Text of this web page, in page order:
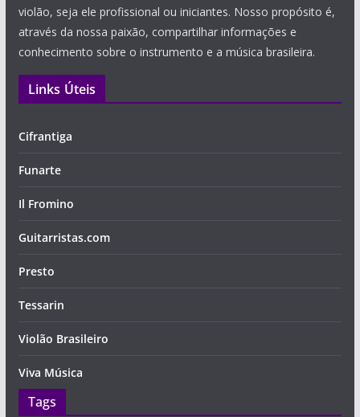
violão, seja ele profissional ou iniciantes. Nosso propósito é,
através da nossa paixão, compartilhar informações e
conhecimento sobre o instrumento e a música brasileira.
Links Úteis
Cifrantiga
Funarte
Il Fromino
Guitarristas.com
Presto
Tessarin
Violão Brasileiro
Viva Música
Tags